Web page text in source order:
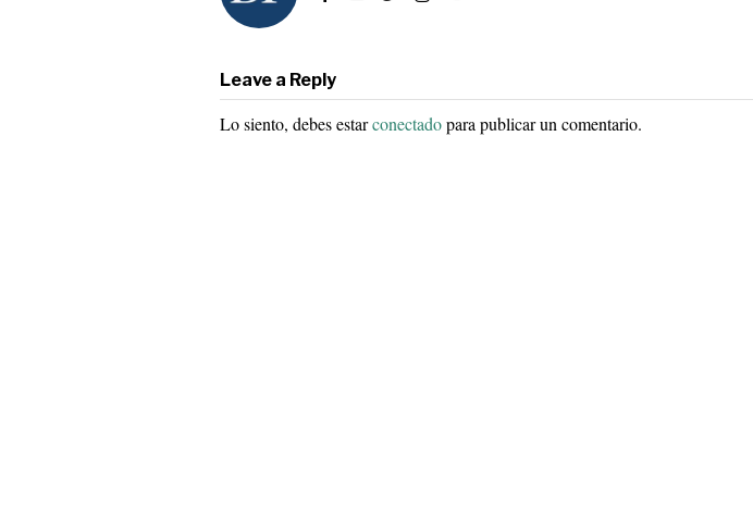
Leave a Reply
Lo siento, debes estarconectadopara publicar un comentario.